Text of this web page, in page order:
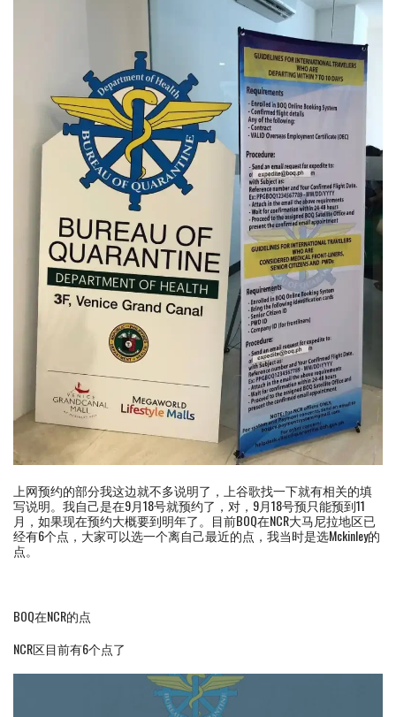
上网预约的部分我这边就不多说明了，上谷歌找一下就有相关的填
写说明。我自己是在9月18号就预约了，对，9月18号预只能预到11
月，如果现在预约大概要到明年了。目前BOQ在NCR大马尼拉地区已
经有6个点，大家可以选一个离自己最近的点，我当时是选Mckinley的
点。
BOQ在NCR的点
NCR区目前有6个点了